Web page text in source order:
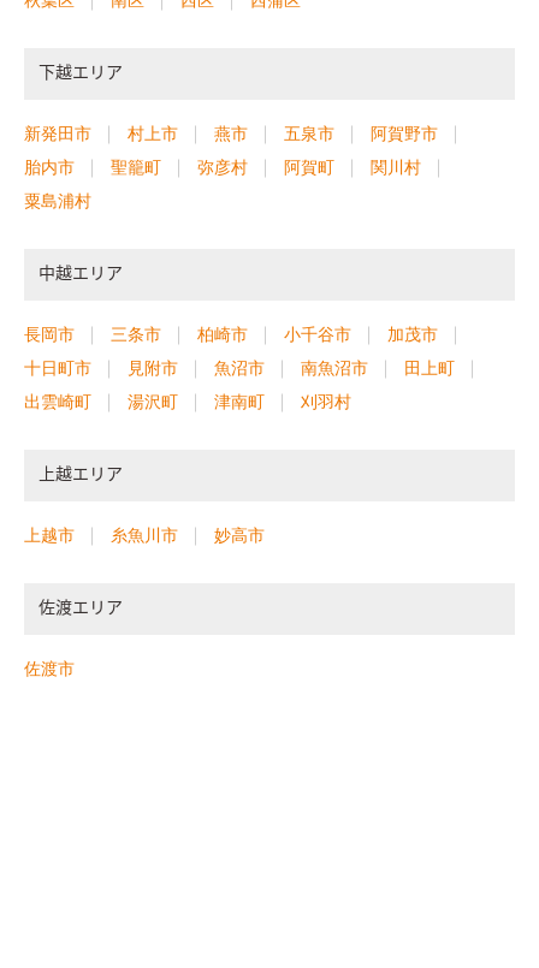
下越エリア
新発田市 村上市 燕市 五泉市
阿賀野市
胎内市
聖籠町 弥彦村 阿賀町
関川村
粟島浦村
中越エリア
長岡市 三条市 柏崎市 小千谷市
加茂市
十日町市
見附市 魚沼市 南魚沼市
田上町
出雲崎町
湯沢町 津南町 刈羽村
上越エリア
上越市 糸魚川市 妙高市
佐渡エリア
佐渡市